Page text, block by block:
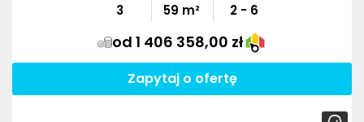
3
59 m²
2 - 6
od 1 406 358,00 zł
Zapytaj o ofertę